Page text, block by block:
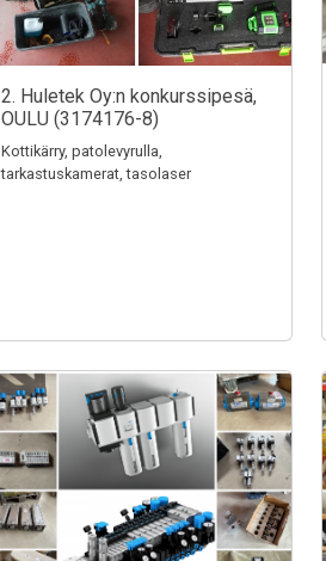
2. Huletek Oy:n konkurssipesä,
OULU (3174176-8)
Kottikärry, patolevyrulla,
tarkastuskamerat, tasolaser